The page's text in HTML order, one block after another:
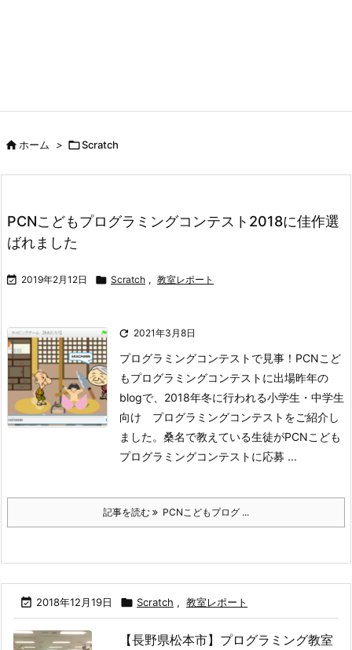
ホーム > Scratch
PCNこどもプログラミングコンテスト2018に佳作選
ばれました
 2019年2月12日  Scratch , 教室レポート
 2021年3月8日
プログラミングコンテストで見事！PCNこど
もプログラミングコンテストに出場昨年の
blogで、2018年冬に行われる小学生・中学生
向け プログラミングコンテストをご紹介し
ました。桑名で教えている生徒がPCNこども
プログラミングコンテストに応募 ...
記事を読む PCNこどもプログ ...
 2018年12月19日  Scratch , 教室レポート
【長野県松本市】プログラミング教室